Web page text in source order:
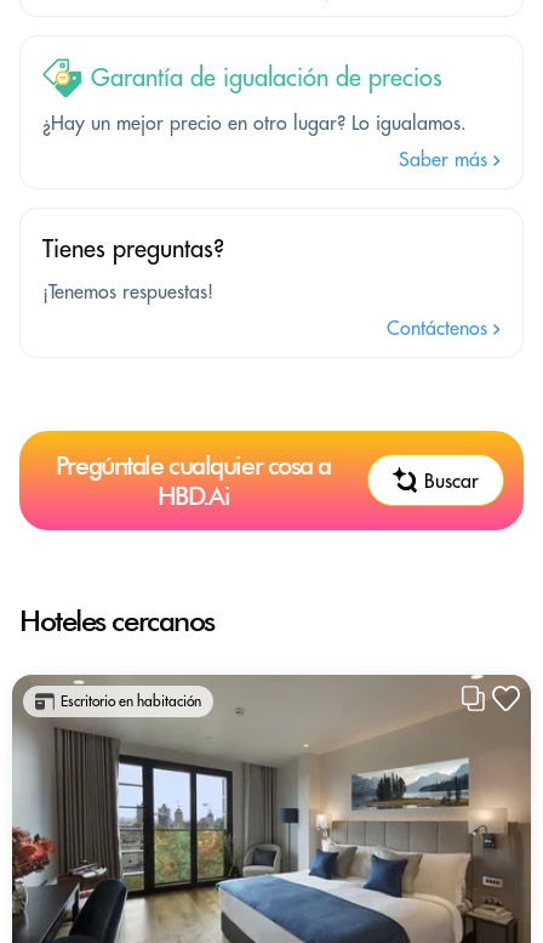
Garantía de igualación de precios
¿Hay un mejor precio en otro lugar? Lo igualamos.
Saber más
Tienes preguntas?
¡Tenemos respuestas!
Contáctenos
Pregúntale cualquier cosa a
HBD.Ai
Buscar
Hoteles cercanos
Escritorio en habitación